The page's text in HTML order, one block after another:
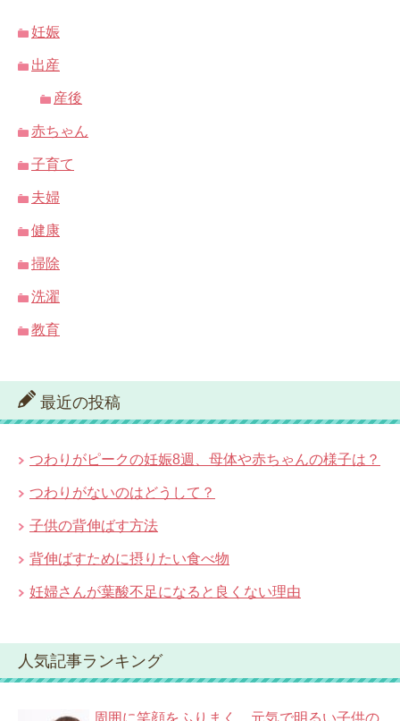
妊娠
出産
産後
赤ちゃん
子育て
夫婦
健康
掃除
洗濯
教育
最近の投稿
つわりがピークの妊娠8週、母体や赤ちゃんの様子は？
つわりがないのはどうして？
子供の背伸ばす方法
背伸ばすために摂りたい食べ物
妊婦さんが葉酸不足になると良くない理由
人気記事ランキング
周囲に笑顔をふりまく、元気で明るい子供の